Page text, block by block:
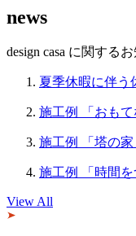
news
design casa に関する
夏季休暇に伴う
施工例 「おも
施工例 「塔の
施工例 「時間
View All